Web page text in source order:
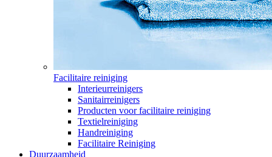
Facilitaire reiniging
Interieurreinigers
Sanitairreinigers
Producten voor facilitaire reiniging
Textielreiniging
Handreiniging
Facilitaire Reiniging
Duurzaamheid